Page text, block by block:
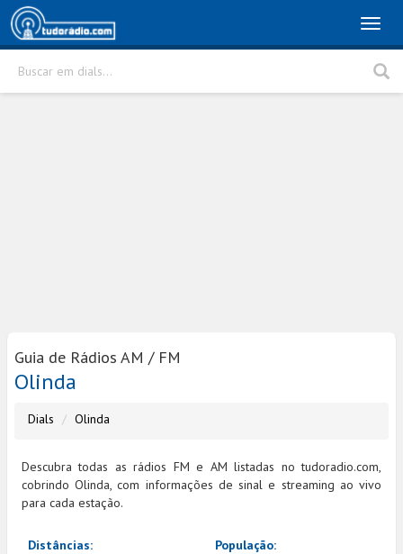
Buscar em dials...
Guia de Rádios AM / FM
Olinda
Dials Olinda
Descubra todas as rádios FM e AM listadas no tudoradio.com,
cobrindo Olinda, com informações de sinal e streaming ao vivo
para cada estação.
Distâncias:
População: